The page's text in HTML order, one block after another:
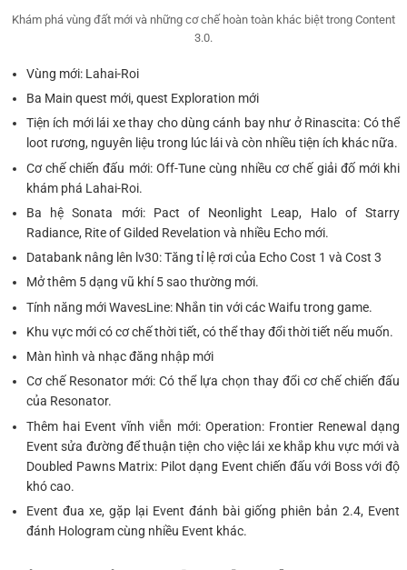
Khám phá vùng đất mới và những cơ chế hoàn toàn khác biệt trong Content
3.0.
Vùng mới: Lahai-Roi
Ba Main quest mới, quest Exploration mới
Tiện ích mới lái xe thay cho dùng cánh bay như ở Rinascita: Có thể
loot rương, nguyên liệu trong lúc lái và còn nhiều tiện ích khác nữa.
Cơ chế chiến đấu mới: Off-Tune cùng nhiều cơ chế giải đố mới khi
khám phá Lahai-Roi.
Ba hệ Sonata mới: Pact of Neonlight Leap, Halo of Starry
Radiance, Rite of Gilded Revelation và nhiều Echo mới.
Databank nâng lên lv30: Tăng tỉ lệ rơi của Echo Cost 1 và Cost 3
Mở thêm 5 dạng vũ khí 5 sao thường mới.
Tính năng mới WavesLine: Nhắn tin với các Waifu trong game.
Khu vực mới có cơ chế thời tiết, có thể thay đổi thời tiết nếu muốn.
Màn hình và nhạc đăng nhập mới
Cơ chế Resonator mới: Có thể lựa chọn thay đổi cơ chế chiến đấu
của Resonator.
Thêm hai Event vĩnh viễn mới: Operation: Frontier Renewal dạng
Event sửa đường để thuận tiện cho việc lái xe khắp khu vực mới và
Doubled Pawns Matrix: Pilot dạng Event chiến đấu với Boss với độ
khó cao.
Event đua xe, gặp lại Event đánh bài giống phiên bản 2.4, Event
đánh Hologram cùng nhiều Event khác.